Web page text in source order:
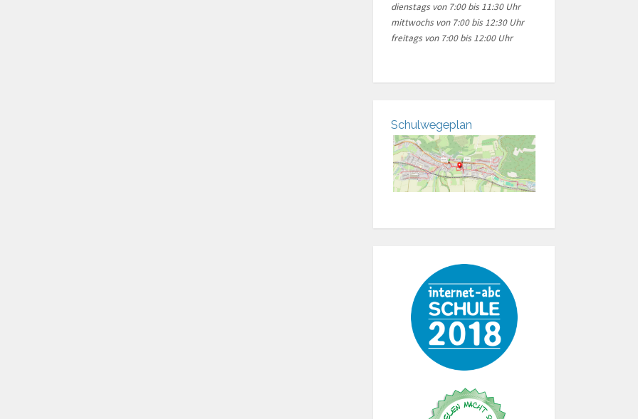
dienstags von 7:00 bis 11:30 Uhr
mittwochs von 7:00 bis 12:30 Uhr
freitags von 7:00 bis 12:00 Uhr
Schulwegeplan